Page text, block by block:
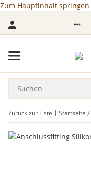
Zum Hauptinhalt springen
Zurück zur Liste Startseite